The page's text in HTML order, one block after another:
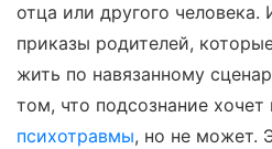
отца или другого человека.
приказы родителей,
жить по навязанному
том, что подсознание хочет
психотравмы, но не может.